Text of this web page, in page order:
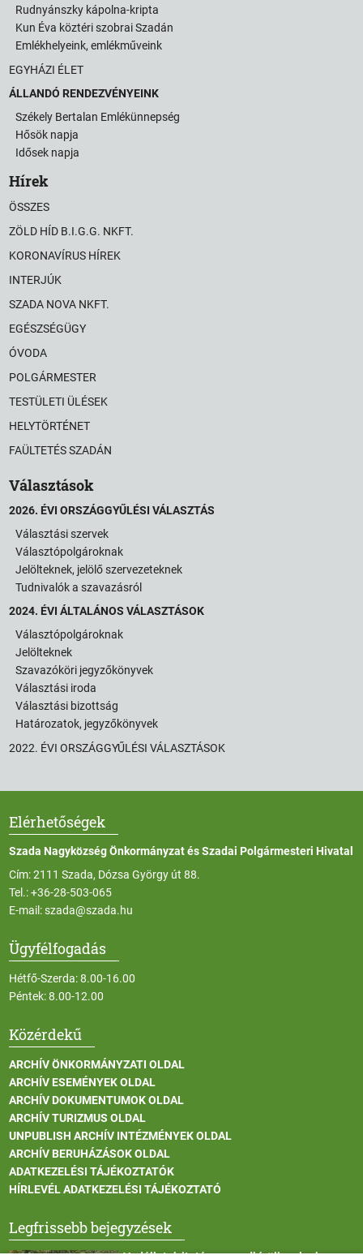
Rudnyánszky kápolna-kripta
Kun Éva köztéri szobrai Szadán
Emlékhelyeink, emlékműveink
EGYHÁZI ÉLET
ÁLLANDÓ RENDEZVÉNYEINK
Székely Bertalan Emlékünnepség
Hősök napja
Idősek napja
Hírek
ÖSSZES
ZÖLD HÍD B.I.G.G. NKFT.
KORONAVÍRUS HÍREK
INTERJÚK
SZADA NOVA NKFT.
EGÉSZSÉGÜGY
ÓVODA
POLGÁRMESTER
TESTÜLETI ÜLÉSEK
HELYTÖRTÉNET
FAÜLTETÉS SZADÁN
Választások
2026. ÉVI ORSZÁGGYŰLÉSI VÁLASZTÁS
Választási szervek
Választópolgároknak
Jelölteknek, jelölő szervezeteknek
Tudnivalók a szavazásról
2024. ÉVI ÁLTALÁNOS VÁLASZTÁSOK
Választópolgároknak
Jelölteknek
Szavazóköri jegyzőkönyvek
Választási iroda
Választási bizottság
Határozatok, jegyzőkönyvek
2022. ÉVI ORSZÁGGYŰLÉSI VÁLASZTÁSOK
Elérhetőségek
Szada Nagyközség Önkormányzat és Szadai Polgármesteri Hivatal
Cím: 2111 Szada, Dózsa György út 88.
Tel.:+36-28-503-065
E-mail:szada@szada.hu
Ügyfélfogadás
Hétfő-Szerda: 8.00-16.00
Péntek: 8.00-12.00
Közérdekű
ARCHÍV ÖNKORMÁNYZATI OLDAL
ARCHÍV ESEMÉNYEK OLDAL
ARCHÍV DOKUMENTUMOK OLDAL
ARCHÍV TURIZMUS OLDAL
UNPUBLISH ARCHÍV INTÉZMÉNYEK OLDAL
ARCHÍV BERUHÁZÁSOK OLDAL
ADATKEZELÉSI TÁJÉKOZTATÓK
HÍRLEVÉL ADATKEZELÉSI TÁJÉKOZTATÓ
Legfrissebb bejegyzések